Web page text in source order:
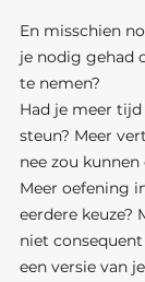
En misschien
je nodig gehad
te nemen?
Had je meer
steun? Meer
nee zou kunnen
Meer oefening
eerdere keuze?
niet
een versie van